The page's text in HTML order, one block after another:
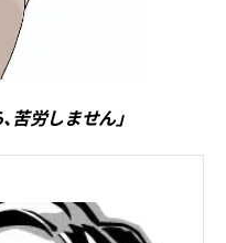
苦労しません」